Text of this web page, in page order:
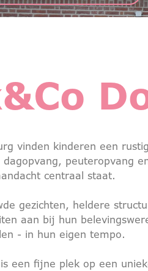
vinden kinderen een
peuteropvang
centraal staat.
gezichten, heldere
aan bij hun
- in hun eigen tempo.
is een fijne plek op een